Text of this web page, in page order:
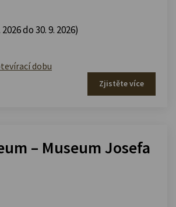
do 30. 9. 2026)
dobu
Zjistěte více
– Museum Josefa